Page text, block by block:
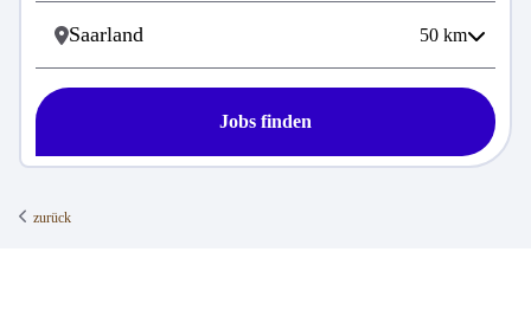
50 km
Jobs finden
zurück